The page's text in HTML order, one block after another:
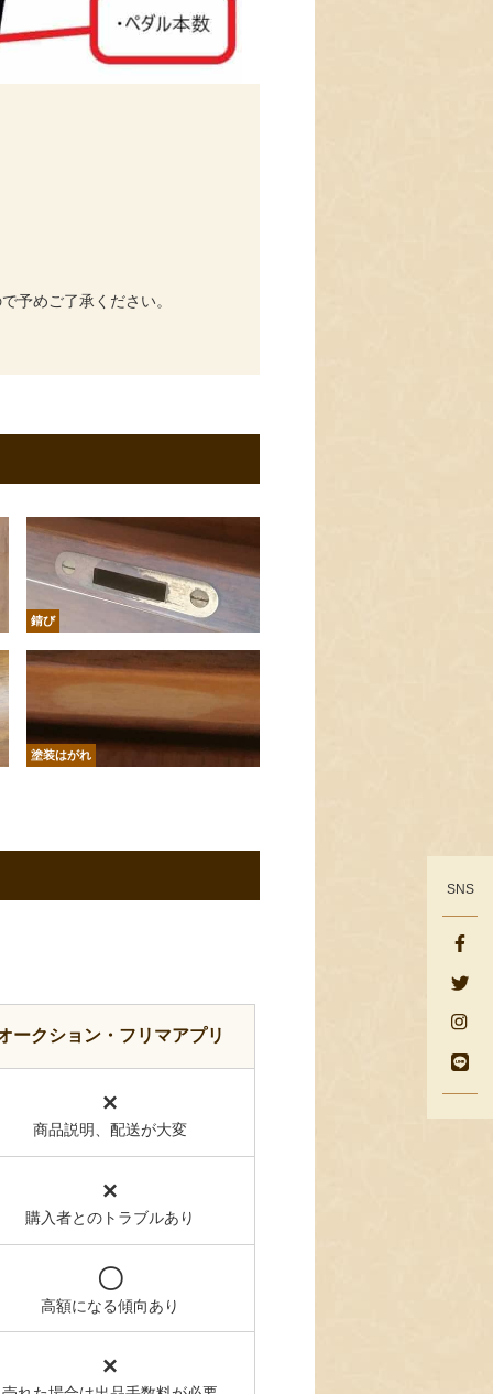
予めご了承ください。
錆び
塗装はがれ
ークション・フリマアプリ
×
商品説明、配送が大変
×
購入者とのトラブルあり
〇
高額になる傾向あり
×
SNS